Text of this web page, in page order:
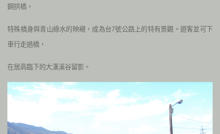
鋼拱橋，
特殊橋身與青山綠水的映襯，成為台7號公路上的特有景觀。遊客並可下
車行走過橋，
在居高臨下的大漢溪谷留影。